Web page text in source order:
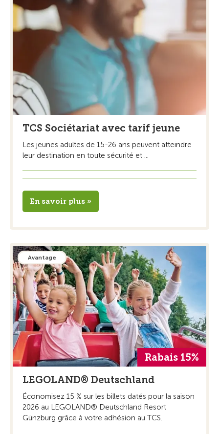
TCS Sociétariat avec tarif jeune
Les jeunes adultes de 15-26 ans peuvent atteindre
leur destination en toute sécurité et ...
En savoir plus »
Avantage
Rabais 15%
LEGOLAND® Deutschland
Économisez 15 % sur les billets datés pour la saison
2026 au LEGOLAND® Deutschland Resort
Günzburg grâce à votre adhésion au TCS.